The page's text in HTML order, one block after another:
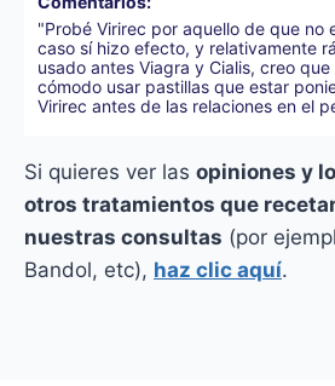
"Probé Virirec por aquello de que no
caso sí hizo efecto, y relativamente
usado antes Viagra y Cialis, creo
cómodo usar pastillas que estar
Virirec antes de las relaciones en el
Si quieres ver las opiniones y
otros tratamientos que
nuestras consultas (por
Bandol, etc), haz clic aquí.